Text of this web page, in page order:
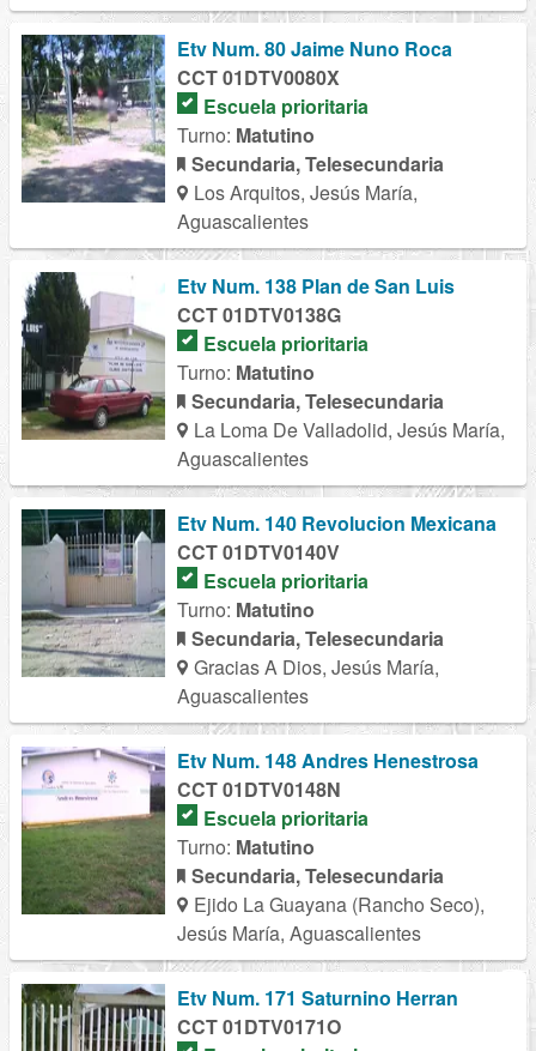
Etv Num. 80 Jaime Nuno Roca
CCT 01DTV0080X
Escuela prioritaria
Turno: Matutino
Secundaria, Telesecundaria
Los Arquitos, Jesús María,
Aguascalientes
Etv Num. 138 Plan de San Luis
CCT 01DTV0138G
Escuela prioritaria
Turno: Matutino
Secundaria, Telesecundaria
La Loma De Valladolid, Jesús María,
Aguascalientes
Etv Num. 140 Revolucion Mexicana
CCT 01DTV0140V
Escuela prioritaria
Turno: Matutino
Secundaria, Telesecundaria
Gracias A Dios, Jesús María,
Aguascalientes
Etv Num. 148 Andres Henestrosa
CCT 01DTV0148N
Escuela prioritaria
Turno: Matutino
Secundaria, Telesecundaria
Ejido La Guayana (Rancho Seco),
Jesús María, Aguascalientes
Etv Num. 171 Saturnino Herran
CCT 01DTV0171O